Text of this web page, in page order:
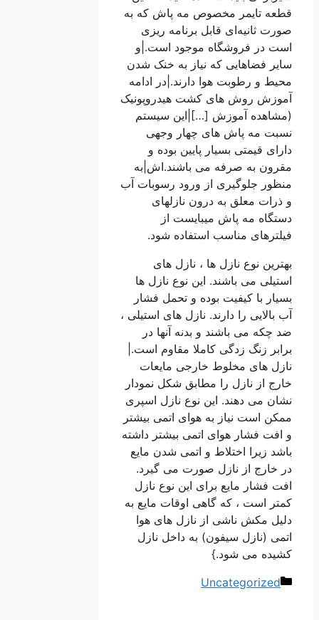
قطعه تایمر مخصوص مه پاش که به
صورت ثانیه‌ای قابل برنامه ریزی
است در فروشگاه موجود است.|و
سایر فضاهایی که نیاز به خنک شدن
محیط و رطوبت هوا دارند.|در ادامه
آموزش روش های کشت هیدروپونیک
(مشاهده آموزش […]|این سیستم
نسبت مه پاش های چهار وجهی
دارای قیمتی بسیار پایین بوده و
مقرون به صرفه می باشند.اش|به
منظور جلوگیری از ورود رسوبات آب
و ذرات معلق به درون نازلهای
دستگاه مه پاش میبایست از
فیلترهای مناسب استفاده شود.
بهترین نوع نازل ها ، نازل های
استیلی می باشند. این نوع نازل ها
بسیار با کیفیت بوده و تحمل فشار
آب بالایی را دارند. نازل های استیلی ،
ضد چکه می باشند و بدنه آنها در
برابر زنگ زدگی کاملا مقاوم است.|
نازل های مخلوط خارجی مایعات
خارج از نازل را مطابق شکل نمودار
نشان می دهند. این نوع نازل اسپری
ممکن است نیاز به هوای اتمی بیشتر
و افت فشار هوای اتمی بیشتر داشته
باشد زیرا اختلاط و اتمی شدن مایع
در خارج از نازل صورت می گیرد.
افت فشار مایع برای این نوع نازل
کمتر است ، که گاهی اوقات مایع به
دلیل مکش ناشی از نازل های هوا
اتمی (نازل سیفون) به داخل نازل
کشیده می شود.}
دسته‌ها
Uncategorized